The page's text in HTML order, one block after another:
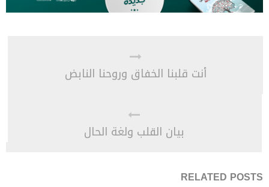
أنت قلبنا الخفاق وروحنا النابض
بيان القلب ولغة الحال
RELATED POSTS